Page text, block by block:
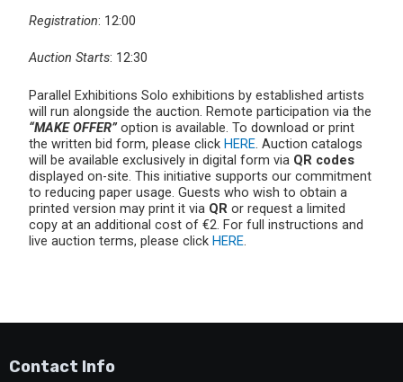
Registration: 12:00
Auction Starts: 12:30
Parallel Exhibitions Solo exhibitions by established artists
will run alongside the auction. Remote participation via the
“MAKE OFFER”option is available. To download or print
the written bid form, please click HERE. Auction catalogs
will be available exclusively in digital form via QR codes
displayed on-site. This initiative supports our commitment
to reducing paper usage. Guests who wish to obtain a
printed version may print it via QR or request a limited
copy at an additional cost of €2. For full instructions and
live auction terms, please click HERE.
Contact Info